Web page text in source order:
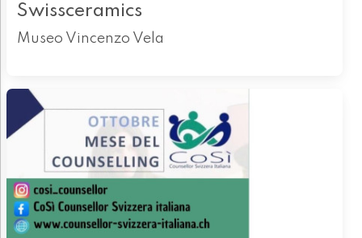
Swissceramics
Museo Vincenzo Vela